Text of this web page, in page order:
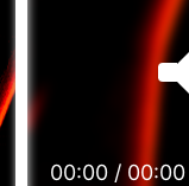
00:00 / 00:00